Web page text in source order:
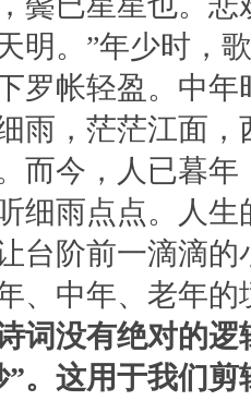
明。”年少时，
罗帐轻盈。中年
雨，茫茫江面，
而今，人已暮
细雨点点。人生
台阶前一滴滴的
、中年、老年的
词没有绝对的逻
”。这用于我们剪